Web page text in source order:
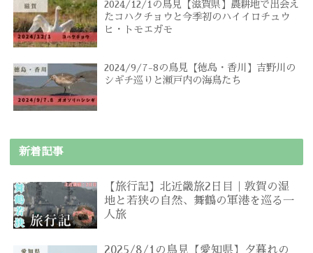
2024/12/1の鳥見【滋賀県】農耕地で出会え
たコハクチョウと今季初のハイイロチュウ
ヒ・トモエガモ
2024/9/7-8の鳥見【徳島・香川】吉野川の
シギチ巡りと瀬戸内の海鳥たち
新着記事
【旅行記】北近畿旅2日目｜敦賀の湿
地と若狭の自然、舞鶴の軍港を巡る一
人旅
2025/8/1の鳥見【愛知県】夕暮れの